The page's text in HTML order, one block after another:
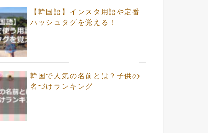
【韓国語】インスタ用語や定番
ハッシュタグを覚える！
韓国で人気の名前とは？子供の
名づけランキング